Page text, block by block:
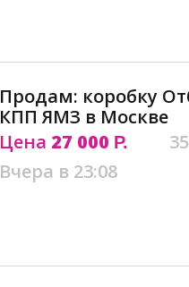
Продам: коробку
КПП ЯМЗ в Москве
Цена 27 000 Р.
Вчера в 23:08